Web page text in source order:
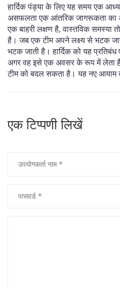
हार्दिक पंड्या के लिए यह समय एक
असफलता एक आंतरिक जागरूकता का
एक बाहरी लक्षण है, वास्तविक समस्या
है। जब एक टीम अपने लक्ष्य से भटक
भटक जाती है। हार्दिक को यह
अगर वह इसे एक अवसर के रूप में लेता
टीम को बदल सकता है। यह नए
एक टिप्पणी लिखें